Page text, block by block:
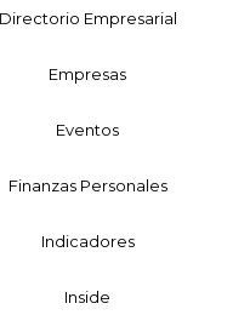
Directorio Empresarial
Empresas
Eventos
Finanzas Personales
Indicadores
Inside